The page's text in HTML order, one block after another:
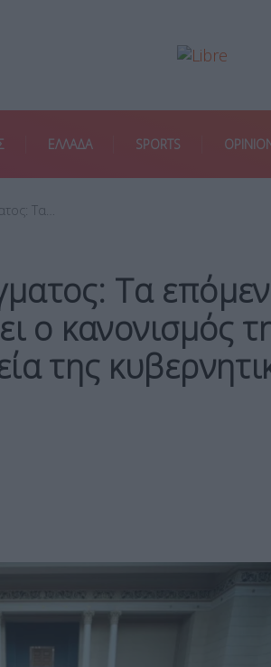
ΕΛΛΑΔΑ SPORTS
Τα…
Τα
ο κανονισμός
της